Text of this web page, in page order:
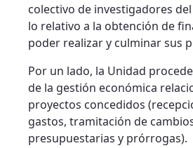
colectivo de investigadores
lo relativo a la obtención de
poder realizar y culminar sus
Por un lado, la Unidad
de la gestión económica
proyectos concedidos
gastos, tramitación de
presupuestarias y prórrogas).